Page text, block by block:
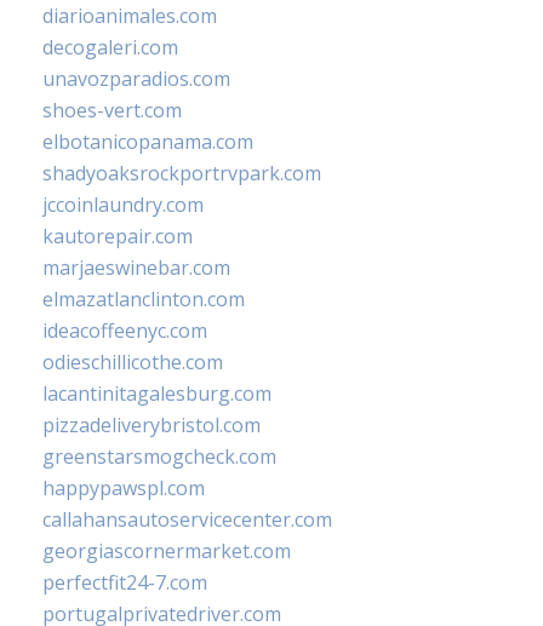
diarioanimales.com
decogaleri.com
unavozparadios.com
shoes-vert.com
elbotanicopanama.com
shadyoaksrockportrvpark.com
jccoinlaundry.com
kautorepair.com
marjaeswinebar.com
elmazatlanclinton.com
ideacoffeenyc.com
odieschillicothe.com
lacantinitagalesburg.com
pizzadeliverybristol.com
greenstarsmogcheck.com
happypawspl.com
callahansautoservicecenter.com
georgiascornermarket.com
perfectfit24-7.com
portugalprivatedriver.com